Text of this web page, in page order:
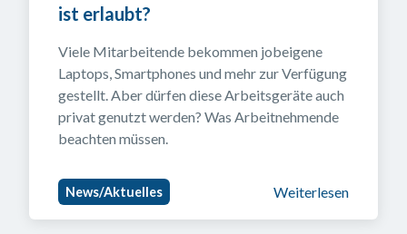
ist erlaubt?
Viele Mitarbeitende bekommen jobeigene
Laptops, Smartphones und mehr zur Verfügung
gestellt. Aber dürfen diese Arbeitsgeräte auch
privat genutzt werden? Was Arbeitnehmende
beachten müssen.
News/Aktuelles Weiterlesen